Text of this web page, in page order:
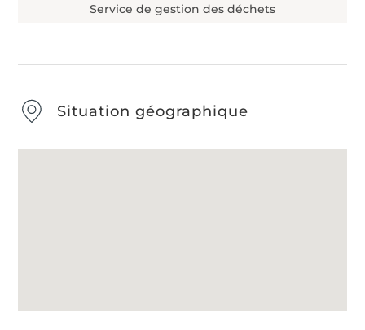
Service de gestion des déchets
Situation géographique